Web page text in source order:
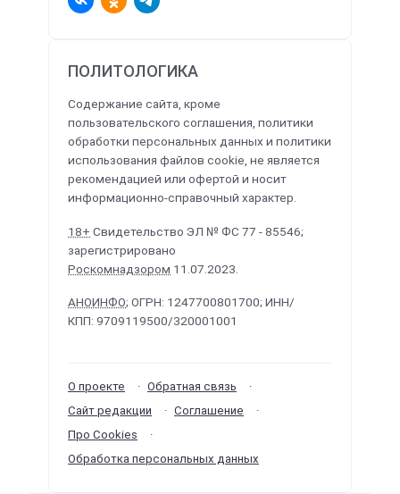
ПОЛИТОЛОГИКА
Содержание сайта, кроме
пользовательского соглашения, политики
обработки персональных данных и политики
использования файлов cookie, не является
рекомендацией или офертой и носит
информационно-справочный характер.
18+ Свидетельство ЭЛ № ФС 77 - 85546;
зарегистрировано
Роскомнадзором 11.07.2023.
АНОИНФО; ОГРН: 1247700801700; ИНН/
КПП: 9709119500/320001001
О проекте
Обратная связь
Сайт редакции
Соглашение
Про Cookies
Обработка персональных данных